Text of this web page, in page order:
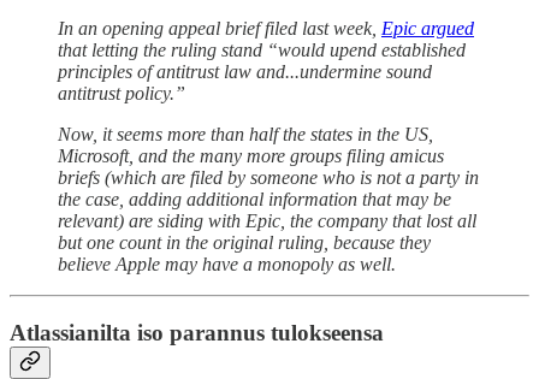
In an opening appeal brief filed last week, Epic argued
that letting the ruling stand “would upend established
principles of antitrust law and...undermine sound
antitrust policy.”
Now, it seems more than half the states in the US,
Microsoft, and the many more groups filing amicus
briefs (which are filed by someone who is not a party in
the case, adding additional information that may be
relevant) are siding with Epic, the company that lost all
but one count in the original ruling, because they
believe Apple may have a monopoly as well.
Atlassianilta iso parannus tulokseensa